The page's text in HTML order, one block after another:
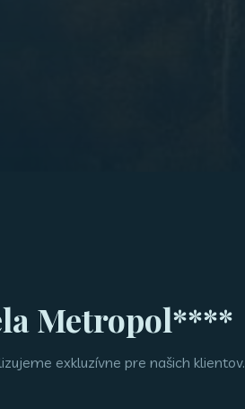
Metropol****
exkluzívne pre našich klientov.